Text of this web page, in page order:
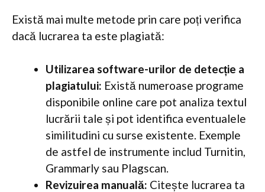
Există mai multe metode prin care poți verifica
dacă lucrarea ta este plagiată:
Utilizarea software-urilor de detecție a
plagiatului: Există numeroase programe
disponibile online care pot analiza textul
lucrării tale și pot identifica eventualele
similitudini cu surse existente. Exemple
de astfel de instrumente includ Turnitin,
Grammarly sau Plagscan.
Revizuirea manuală: Citește lucrarea ta